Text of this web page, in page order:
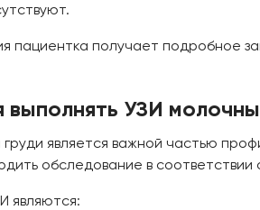
пациентка получает подробное
выполнять УЗИ
груди является важной частью
обследование в соответствии
являются: